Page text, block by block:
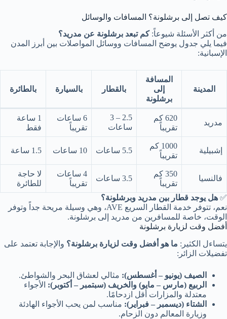
كيف تصل إلى برشلونة؟ المسافات والوسائل
من أكثر الأسئلة شيوعاً:كم تبعد برشلونة عن مدريد؟
فيما يلي جدول يوضح المسافات ووسائل المواصلات بين أبرز المدن
الإسبانية:
المدينة
المسافة
إلى
برشلونة
بالقطار بالسيارة بالطائرة
مدريد
620 كم
تقريباً
2.5 – 3
ساعات
6 ساعات
تقريباً
1 ساعة
فقط
إشبيلية
1000 كم
تقريباً
5.5 ساعات 10 ساعات 1.5 ساعة
فالنسيا
350 كم
تقريباً
3.5 ساعات
4 ساعات
تقريباً
لا حاجة
للطائرة
✅ هل يوجد قطار بين مدريد وبرشلونة؟
نعم، تتوفر خدمة القطار السريع AVE، وهي وسيلة مريحة جداً وتوفر
الوقت، خاصة للمسافرين من مدريد إلى برشلونة.
أفضل وقت لزيارة برشلونة
يتساءل الكثير: ما هو أفضل وقت لزيارة برشلونة؟ والإجابة تعتمد على
تفضيلات الزائر:
الصيف (يونيو – أغسطس): مثالي لعشاق البحر والشواطئ.
الربيع (مارس – مايو) والخريف (سبتمبر – أكتوبر): الأجواء
معتدلة والمزارات أقل ازدحامًا.
الشتاء (ديسمبر – فبراير): مناسب لمن يحب الأجواء الهادئة
وزيارة المعالم دون الزحام.